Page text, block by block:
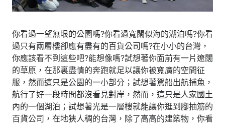
你看過一望無垠的公園嗎?你看過寬闊似海的湖泊嗎?你看
過只有兩層樓卻應有盡有的百貨公司嗎?在小小的台灣，
你應該看不到這些吧?能想像嗎?試想著你面前有一片遼闊
的草原，在那裏盡情的奔跑就足以讓你被寬廣的空間征
服，然而這只是公園的一小部分；試想著駕船出航捕魚，
航行了好一段時間都沒看見對岸，然而，這只是人家國土
內的一個湖泊；試想著光是一層樓就能讓你逛到腳抽筋的
百貨公司，在地狹人稠的台灣，除了高高的建築物，你看